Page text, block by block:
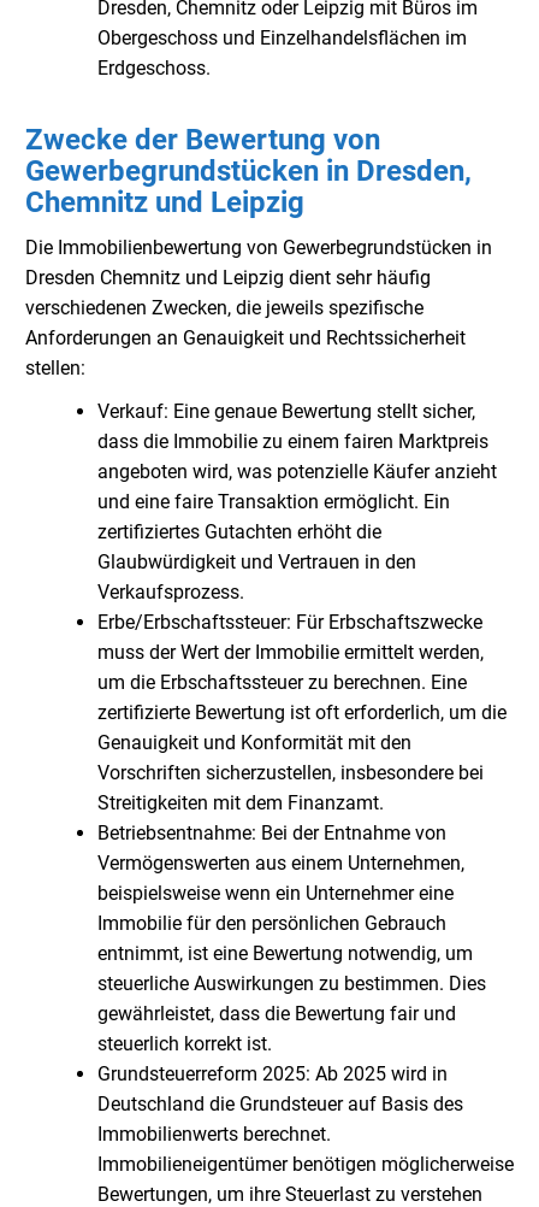
Dresden, Chemnitz oder Leipzig mit Büros im
Obergeschoss und Einzelhandelsflächen im
Erdgeschoss.
Zwecke der Bewertung von
Gewerbegrundstücken in Dresden,
Chemnitz und Leipzig
Die Immobilienbewertung von Gewerbegrundstücken in
Dresden Chemnitz und Leipzig dient sehr häufig
verschiedenen Zwecken, die jeweils spezifische
Anforderungen an Genauigkeit und Rechtssicherheit
stellen:
Verkauf: Eine genaue Bewertung stellt sicher,
dass die Immobilie zu einem fairen Marktpreis
angeboten wird, was potenzielle Käufer anzieht
und eine faire Transaktion ermöglicht. Ein
zertifiziertes Gutachten erhöht die
Glaubwürdigkeit und Vertrauen in den
Verkaufsprozess.
Erbe/Erbschaftssteuer: Für Erbschaftszwecke
muss der Wert der Immobilie ermittelt werden,
um die Erbschaftssteuer zu berechnen. Eine
zertifizierte Bewertung ist oft erforderlich, um die
Genauigkeit und Konformität mit den
Vorschriften sicherzustellen, insbesondere bei
Streitigkeiten mit dem Finanzamt.
Betriebsentnahme: Bei der Entnahme von
Vermögenswerten aus einem Unternehmen,
beispielsweise wenn ein Unternehmer eine
Immobilie für den persönlichen Gebrauch
entnimmt, ist eine Bewertung notwendig, um
steuerliche Auswirkungen zu bestimmen. Dies
gewährleistet, dass die Bewertung fair und
steuerlich korrekt ist.
Grundsteuerreform 2025: Ab 2025 wird in
Deutschland die Grundsteuer auf Basis des
Immobilienwerts berechnet.
Immobilieneigentümer benötigen möglicherweise
Bewertungen, um ihre Steuerlast zu verstehen